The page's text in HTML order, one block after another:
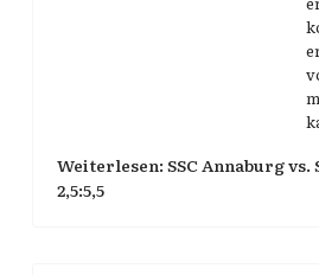
Weiterlesen: SSC Annaburg vs.
2,5:5,5